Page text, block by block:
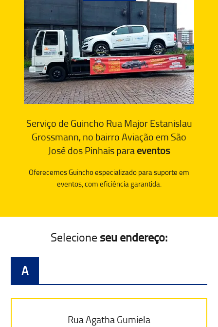
Serviço de Guincho Rua Major Estanislau
Grossmann, no bairro Aviação em São
José dos Pinhais paraeventos
Oferecemos Guincho especializado para suporte em
eventos, com eficiência garantida.
Selecione seu endereço:
A
Rua Agatha Gumiela